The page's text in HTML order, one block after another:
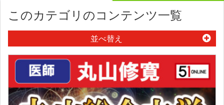
このカテゴリのコンテンツ一覧
並べ替え